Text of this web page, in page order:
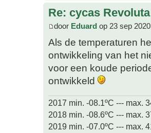
Re: cycas Revoluta
door Eduard op 23 sep
Als de temperaturen
ontwikkeling van het
voor een koude
ontwikkeld
2017 min. -08.1ºC --- max.
2018 min. -08.6ºC --- max.
2019 min. -07.0ºC --- max.